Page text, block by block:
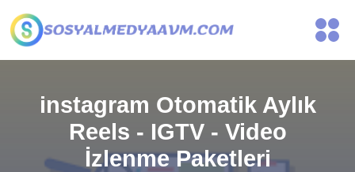
instagram Otomatik Aylık
Reels - IGTV - Video
İzlenme Paketleri